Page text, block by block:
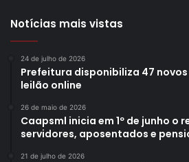
Notícias mais vistas
24 de julho de 2026
Prefeitura disponibiliza 47
leilão online
26 de maio de 2026
Caapsml inicia em 1º de junho o
servidores, aposentados e
21 de julho de 2026